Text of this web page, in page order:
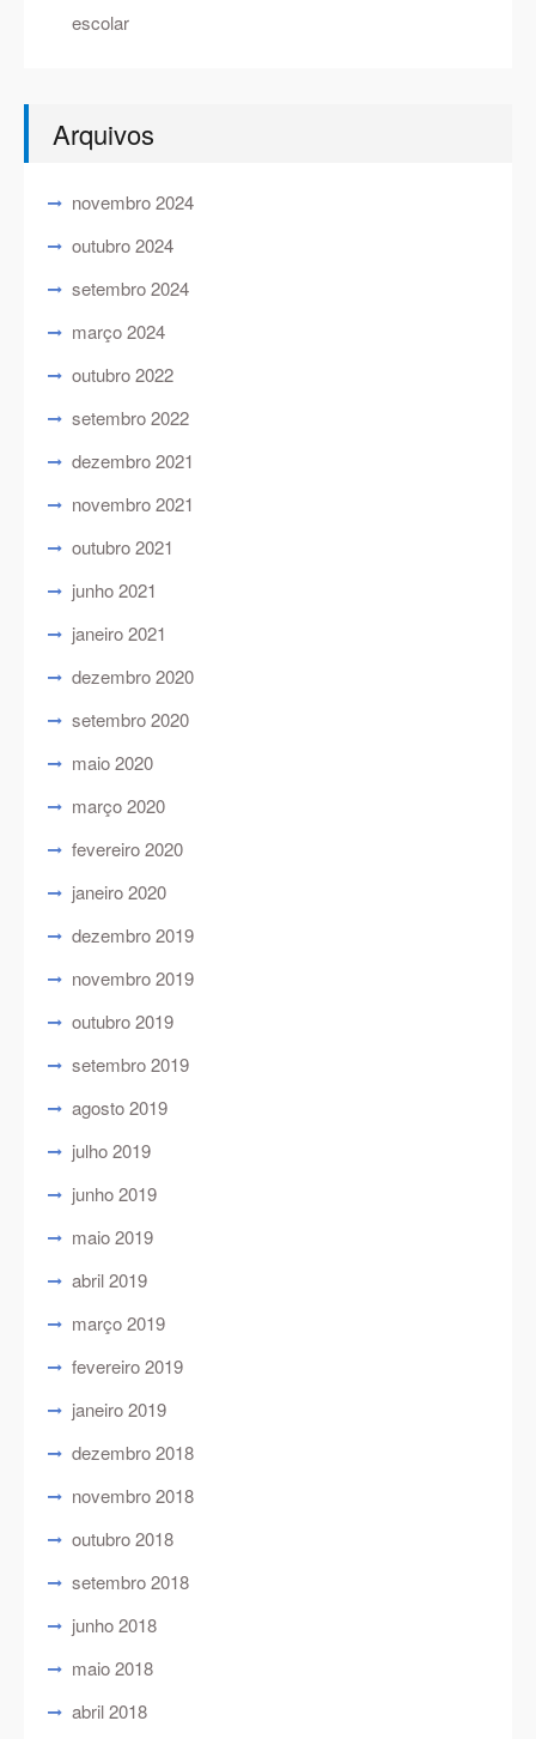
escolar
Arquivos
novembro 2024
outubro 2024
setembro 2024
março 2024
outubro 2022
setembro 2022
dezembro 2021
novembro 2021
outubro 2021
junho 2021
janeiro 2021
dezembro 2020
setembro 2020
maio 2020
março 2020
fevereiro 2020
janeiro 2020
dezembro 2019
novembro 2019
outubro 2019
setembro 2019
agosto 2019
julho 2019
junho 2019
maio 2019
abril 2019
março 2019
fevereiro 2019
janeiro 2019
dezembro 2018
novembro 2018
outubro 2018
setembro 2018
junho 2018
maio 2018
abril 2018